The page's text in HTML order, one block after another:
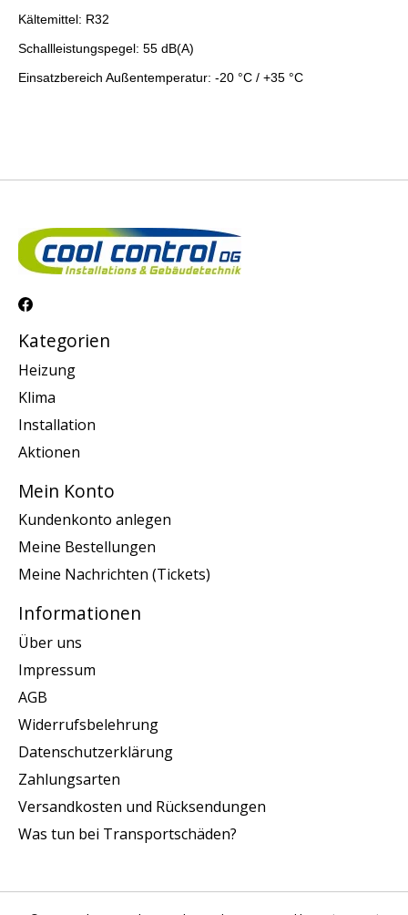
Kältemittel: R32
Schallleistungspegel: 55 dB(A)
Einsatzbereich Außentemperatur: -20 °C / +35 °C
Kategorien
Heizung
Klima
Installation
Aktionen
Mein Konto
Kundenkonto anlegen
Meine Bestellungen
Meine Nachrichten (Tickets)
Informationen
Über uns
Impressum
AGB
Widerrufsbelehrung
Datenschutzerklärung
Zahlungsarten
Versandkosten und Rücksendungen
Was tun bei Transportschäden?